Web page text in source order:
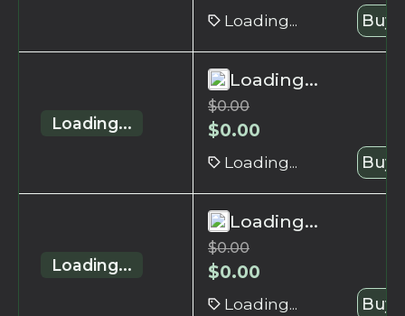
Loading... Buy
Loading...
Loading...
$0.00
$0.00
Loading... Buy
Loading...
Loading...
$0.00
$0.00
Loading... Buy